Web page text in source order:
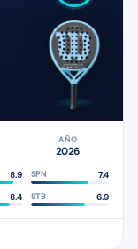
AÑO
2026
8.9 SPN 7.4
8.4 STB 6.9